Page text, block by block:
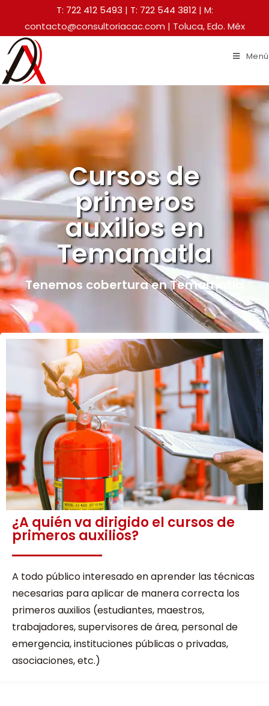
T: 722 412 5493 | T: 722 544 3812| M:
contacto@consultoriacac.com | Toluca, Edo. Méx
Menú
Cursos de
primeros
auxilios en
Temamatla
Tenemos cobertura en Temamatla
¿A quién va dirigido el cursos de
primeros auxilios?
A todo público interesado en aprender las técnicas
necesarias para aplicar de manera correcta los
primeros auxilios (estudiantes, maestros,
trabajadores, supervisores de área, personal de
emergencia, instituciones públicas o privadas,
asociaciones, etc.)